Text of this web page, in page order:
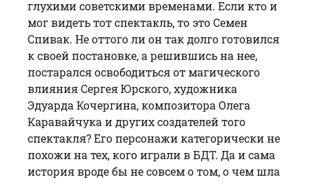
глухими советскими временами. Если кто и
мог видеть тот спектакль, то это Семен
Спивак. Не оттого ли он так долго готовился
к своей постановке, а решившись на нее,
постарался освободиться от магического
влияния Сергея Юрского, художника
Эдуарда Кочергина, композитора Олега
Каравайчука и других создателей того
спектакля? Его персонажи категорически не
похожи на тех, кого играли в БДТ. Да и сама
история вроде бы не совсем о том, о чем шла